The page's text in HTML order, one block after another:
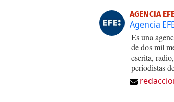
AGENCIA
Agencia
Es una
de dos mil
escrita,
periodistas